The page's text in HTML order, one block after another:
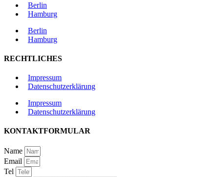
Berlin
Hamburg
Berlin
Hamburg
RECHTLICHES
Impressum
Datenschutzerklärung
Impressum
Datenschutzerklärung
KONTAKTFORMULAR
Name
Email
Tel